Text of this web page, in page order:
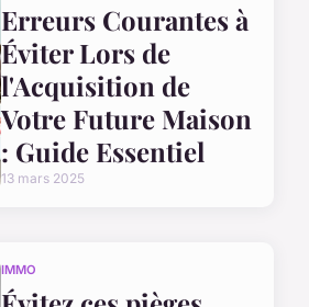
Erreurs Courantes à
Éviter Lors de
l'Acquisition de
Votre Future Maison
: Guide Essentiel
13 mars 2025
IMMO